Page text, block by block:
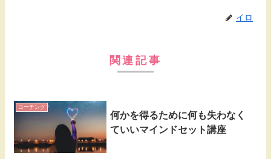
イロ
関連記事
コーチング
何かを得るために何も失わなく
ていいマインドセット講座